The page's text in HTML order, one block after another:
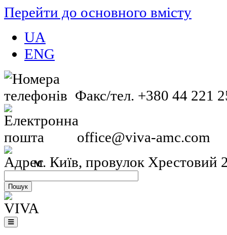
Перейти до основного вмісту
UA
ENG
Факс/тел. +380 44 221
office@viva-amc.com
м. Київ, провулок Хрестовий